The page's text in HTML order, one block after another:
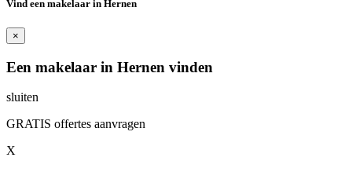
Vind een makelaar in Hernen
×
Een makelaar in Hernen vinden
sluiten
GRATIS offertes aanvragen
X